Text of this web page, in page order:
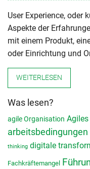
User Experience, oder
Aspekte der
mit einem Produkt,
oder Einrichtung und
WEITERLESEN
Was lesen?
agile Organisation
arbeitsbedingungen
thinking digitale
Fachkräftemangel